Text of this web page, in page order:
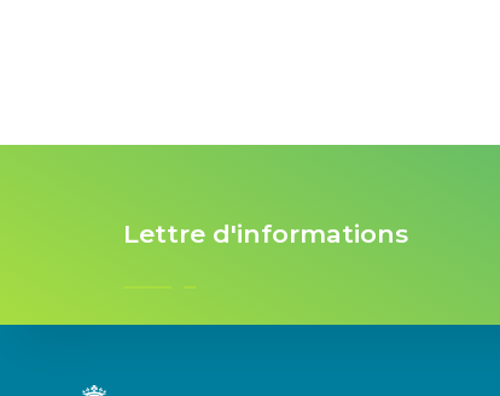
Lettre d'informations